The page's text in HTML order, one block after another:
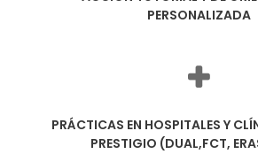
PERSONALIZADA
PRÁCTICAS EN HOSPITALES Y
PRESTIGIO (DUAL,FCT,